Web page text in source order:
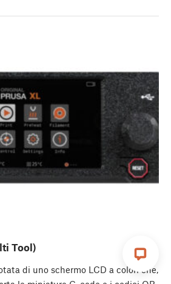
Tool)
di uno schermo LCD a colori che,